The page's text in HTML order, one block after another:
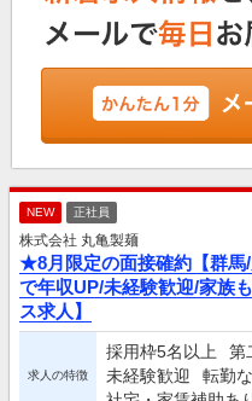
NEW 正社員
株式会社 丸亀製麺
★8月限定の面接確約【群馬
で年収UP/未経験歓迎/家族
ス求人】
求人の特徴
採用枠5名以上 第
未経験歓迎
転勤